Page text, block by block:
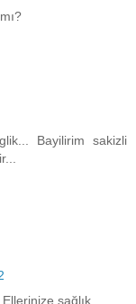
Bayilirim sakizli
sağlık.